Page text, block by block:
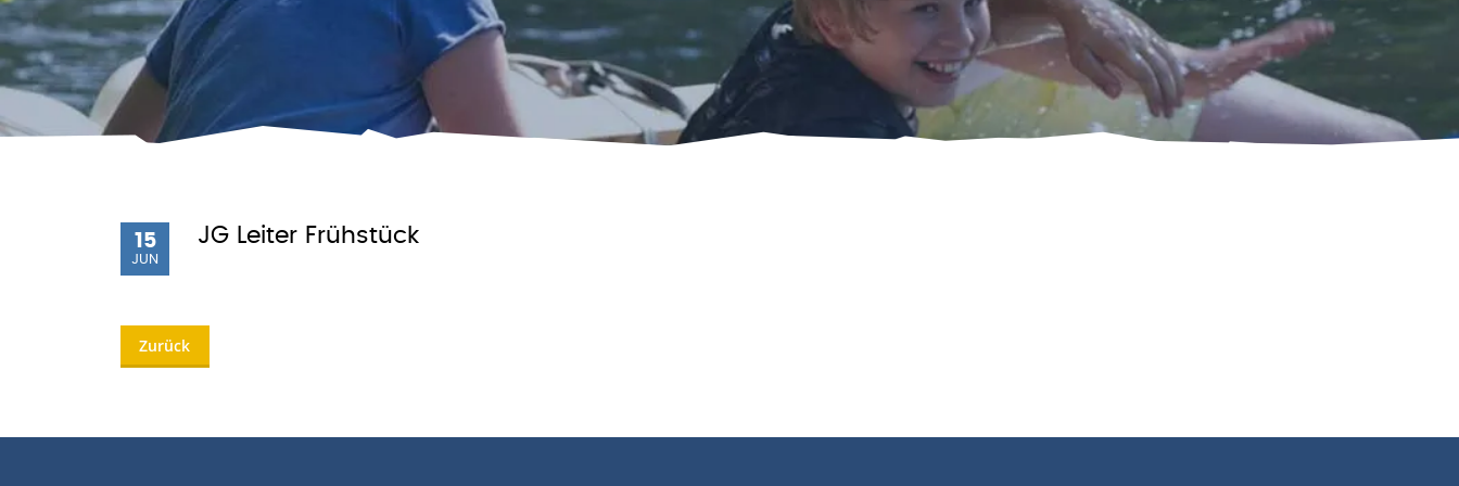
15
JUN
JG Leiter Frühstück
Zurück